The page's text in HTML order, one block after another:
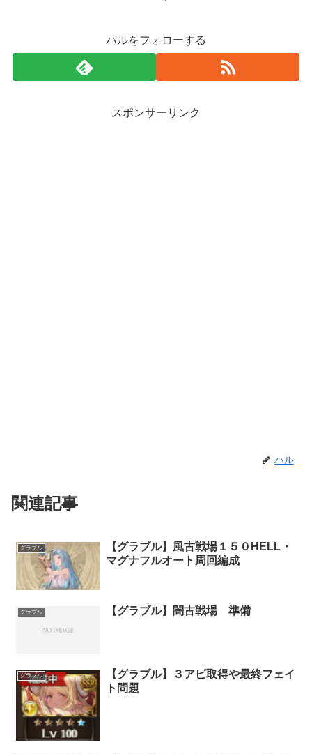
ハルをフォローする
スポンサーリンク
ハル
関連記事
グラブル
【グラブル】風古戦場１５０HELL・
マグナフルオート周回編成
グラブル 【グラブル】闇古戦場 準備
グラブル
【グラブル】３アビ取得や最終フェイ
ト問題